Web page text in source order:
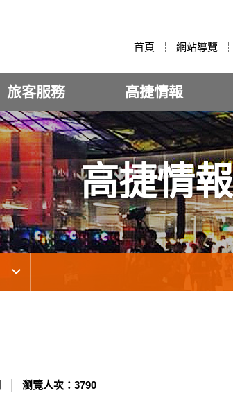
首頁 網站導覽
旅客服務 高捷情報
高捷情報
瀏覽人次： 3790